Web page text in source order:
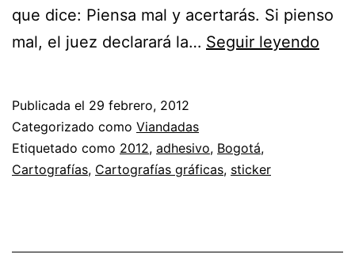
que dice: Piensa mal y acertarás. Si pienso
mal, el juez declarará la… Seguir leyendo
Publicada el 29 febrero, 2012
Categorizado como Viandadas
Etiquetado como 2012, adhesivo, Bogotá,
Cartografías, Cartografías gráficas, sticker